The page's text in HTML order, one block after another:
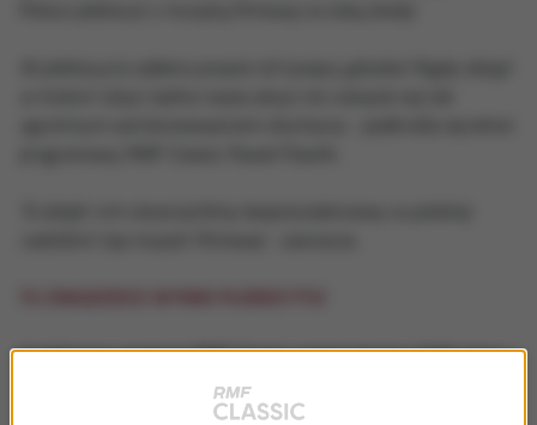
Urodzinowy program RMF Classic rozpoczął się o 9:00 rano i
trwał 12 godzin non stop!